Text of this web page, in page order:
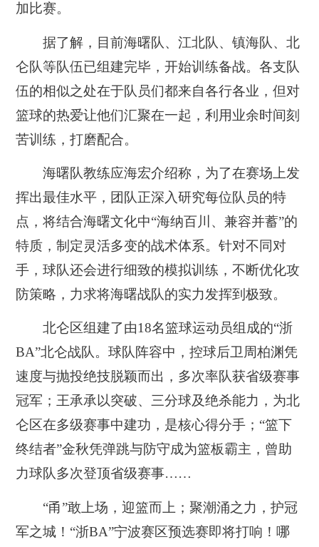
加比赛。
据了解， 目前海曙队、江北队、镇海队、北
仑队等队伍已组建完毕 ，开始训练备战。各支队
伍的相似之处在于队员们都来自各行各业，但对
篮球的热爱让他们汇聚在一起，利用业余时间刻
苦训练，打磨配合。
海曙队教练应海宏介绍称，为了在赛场上发
挥出最佳水平，团队正深入研究每位队员的特
点，将结合海曙文化中“海纳百川、兼容并蓄”的
特质，制定灵活多变的战术体系。针对不同对
手，球队还会进行细致的模拟训练，不断优化攻
防策略，力求将海曙战队的实力发挥到极致。
北仑区组建了由18名篮球运动员组成的“浙
BA”北仑战队。球队阵容中，控球后卫周柏渊凭
速度与抛投绝技脱颖而出，多次率队获省级赛事
冠军；王承承以突破、三分球及绝杀能力，为北
仑区在多级赛事中建功，是核心得分手；“篮下
终结者”金秋凭弹跳与防守成为篮板霸主，曾助
力球队多次登顶省级赛事……
“甬”敢上场，迎篮而上；聚潮涌之力，护冠
军之城！“浙BA”宁波赛区预选赛即将打响！哪